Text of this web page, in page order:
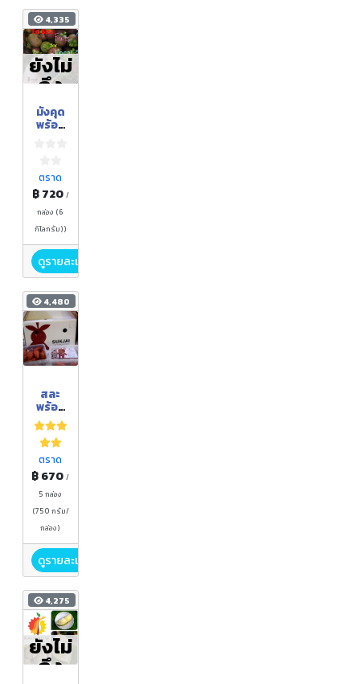
4,335
ยังไม่
ถึง
ฤดูกา
ล
มังคุด
พร้อม
ตราด
฿ 720 /
กล่อง (6
กิโลกรัม))
ดูรายละเอียด
4,480
สละ
พร้อม
รับ
ประทา
น
ตราด
฿ 670/
5 กล่อง
(750 กรัม/
กล่อง)
ดูรายละเอียด
4,275
ยังไม่
ถึง